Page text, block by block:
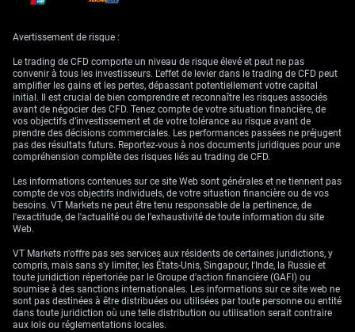
trading
Cela dit, un rebond marqué ne peut être exclu, d’autant qu’OPEP+ a
confirmé la semaine dernière qu’elle maintiendrait sa discipline de
production jusqu’au troisième trimestre. L’incapacité des prix à enfoncer
de nouveaux plus bas pourrait indiquer un essoufflement du
momentum baissier. Des traders agiles pourraient alors se tourner vers
des options d’achat (calls) de courte maturité pour se positionner sur un
éventuel squeeze en direction de la résistance à 103 dollars.
On se souvient des fortes oscillations de fin 2022, lorsque des
nourri une volatilité significative. La volatilité implicite est actuellement
élevée, reflet de l’incertitude du marché. Cette configuration favorise des
stratégies susceptibles de bénéficier d’un mouvement ample dans un
sens comme dans l’autre, comme un straddle acheteur, si un trader
estime qu’une sortie de la fourchette actuelle est imminente.
Avertissement de risque :
Le trading de CFD comporte un niveau de risque élevé et peut ne pas
convenir à tous les investisseurs. L'effet de levier dans le trading de CFD peut
amplifier les gains et les pertes, dépassant potentiellement votre capital
initial. Il est crucial de bien comprendre et reconnaître les risques associés
avant de négocier des CFD. Tenez compte de votre situation financière, de
vos objectifs d’investissement et de votre tolérance au risque avant de
prendre des décisions commerciales. Les performances passées ne préjugent
pas des résultats futurs. Reportez-vous à nos documents juridiques pour une
compréhension complète des risques liés au trading de CFD.
Les informations contenues sur ce site Web sont générales et ne tiennent pas
compte de vos objectifs individuels, de votre situation financière ou de vos
besoins. VT Markets ne peut être tenu responsable de la pertinence, de
l'exactitude, de l'actualité ou de l'exhaustivité de toute information du site
Web.
VT Markets n'offre pas ses services aux résidents de certaines juridictions, y
compris, mais sans s'y limiter, les États-Unis, Singapour, l'Inde, la Russie et
toute juridiction répertoriée par le Groupe d'action financière (GAFI) ou
soumise à des sanctions internationales. Les informations sur ce site web ne
sont pas destinées à être distribuées ou utilisées par toute personne ou entité
dans toute juridiction où une telle distribution ou utilisation serait contraire
aux lois ou réglementations locales.